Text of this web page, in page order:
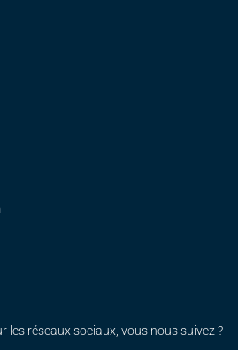
les réseaux sociaux, vous nous suivez ?